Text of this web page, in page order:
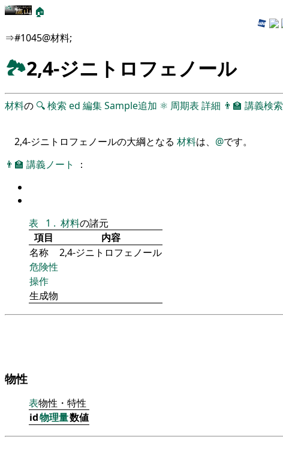
🏠
⇒#1045@材料;
🏞2,4-ジニトロフェノール
材料の 🔍検索 ed 編集Sample追加 ⚛ 周期表 詳細 👨‍🏫 講義検索
2,4-ジニトロフェノールの大綱となる 材料は、 @です。
👨‍🏫 講義ノート ：
表 1 . 材料の諸元
項目
内容
名称
2,4-ジニトロフェノール
危険性
操作
生成物
物性
表物性・特性
id物理量数値